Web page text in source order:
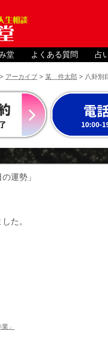
堂 よくある質問 占
> アーカイブ > 某 件太郎 > 八卦別
運勢」
た。
」